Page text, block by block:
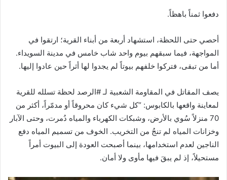
دفعوا ثمناً باهظاً.
أحصي حتى اللحظة، استشهاد أربعة من أبناء القرية؛ ارتقوا في
المواجهة، فيما سبقهم بيوم واحد شاب خامس في مدينة السويداء.
أما من تبقى، فتركوا خلفهم بيوتاً لم يجدوا لها أثراً حين عادوا إليها.
يصف المقاتل في المقاومة الشعبية لـ #الرصد لحظة تسلله للقرية
لمعاينة واقعها بالكابوس: “كل شيء كان محروقاً أو مدمّراً، أكثر من
70 منزلاً سُوي بالأرض، وشبكات الكهرباء والمياه دُمرت، وحتى الآبار
وخزانات المياه لم تنجُ من التخريب. الخوف من تسميم المياه دفع
الناجين لعدم استخدامها، بينما أصبحت العودة إلى البيوت أمراً
مستحيلاً، إذ لم يبقَ فيها مأوى ولا أمان.